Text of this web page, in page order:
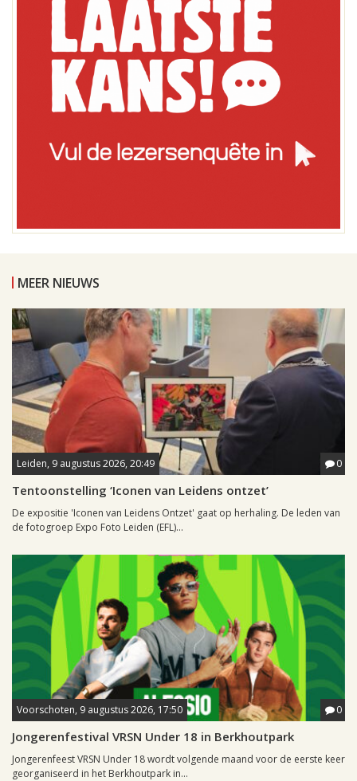
MEER NIEUWS
Leiden, 9 augustus 2026, 20:49 0
Tentoonstelling ‘Iconen van Leidens ontzet’
De expositie 'Iconen van Leidens Ontzet' gaat op herhaling. De leden van
de fotogroep Expo Foto Leiden (EFL)...
Voorschoten, 9 augustus 2026, 17:50 0
Jongerenfestival VRSN Under 18 in Berkhoutpark
Jongerenfeest VRSN Under 18 wordt volgende maand voor de eerste keer
georganiseerd in het Berkhoutpark in...